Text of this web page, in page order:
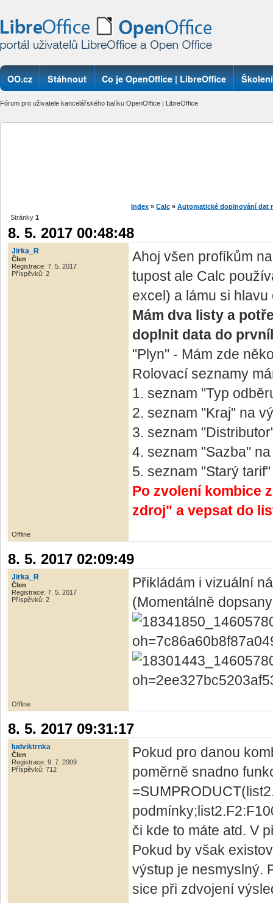
OO.cz Stáhnout Co je OpenOffice | LibreOffice Školení
Fórum pro uživatele kancelářského balíku OpenOffice | LibreOffice
Index » Calc » Automatické doplnování dat
Stránky 1
8. 5. 2017 00:48:48
Jirka_R
Člen
Registrace: 7. 5. 2017
Příspěvků: 2
Ahoj všen profíkům
tupost ale Calc
excel) a lámu si
Mám dva listy a
doplnit data do
"Plyn" - Mám zde
Rolovací seznamy
1. seznam "Typ
2. seznam "Kraj" na
3. seznam
4. seznam "Sazba"
5. seznam "Starý
Po zvolení kombice
zdroj" a vepsat do
Offline
8. 5. 2017 02:09:49
Jirka_R
Člen
Registrace: 7. 5. 2017
Příspěvků: 2
Přikládám i vizuální
(Momentálně
Offline
8. 5. 2017 09:31:17
ludviktrnka
Člen
Registrace: 9. 7. 2009
Příspěvků: 712
Pokud pro danou
poměrně snadno
či kde to máte atd. V
Pokud by však
výstup je nesmyslný.
sice při zdvojení